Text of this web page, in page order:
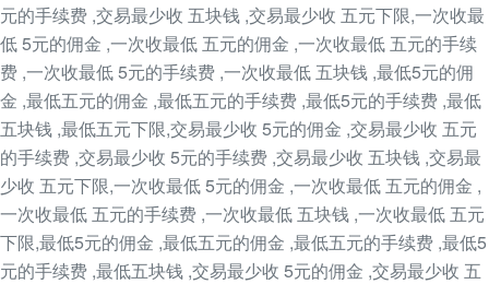
元的手续费 ,交易最少收 五块钱 ,交易最少收 五元下限,一次收最
低 5元的佣金 ,一次收最低 五元的佣金 ,一次收最低 五元的手续
费 ,一次收最低 5元的手续费 ,一次收最低 五块钱 ,最低5元的佣
金 ,最低五元的佣金 ,最低五元的手续费 ,最低5元的手续费 ,最低
五块钱 ,最低五元下限,交易最少收 5元的佣金 ,交易最少收 五元
的手续费 ,交易最少收 5元的手续费 ,交易最少收 五块钱 ,交易最
少收 五元下限,一次收最低 5元的佣金 ,一次收最低 五元的佣金 ,
一次收最低 五元的手续费 ,一次收最低 五块钱 ,一次收最低 五元
下限,最低5元的佣金 ,最低五元的佣金 ,最低五元的手续费 ,最低5
元的手续费 ,最低五块钱 ,交易最少收 5元的佣金 ,交易最少收 五